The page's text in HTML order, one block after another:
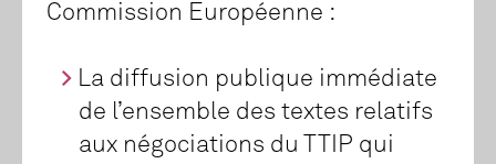
Commission Européenne :
La diffusion publique immédiate
de l’ensemble des textes relatifs
aux négociations du TTIP qui